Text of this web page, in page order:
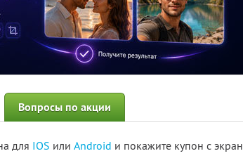
Вопросы по акции
для IOS или Android и покажите купон с